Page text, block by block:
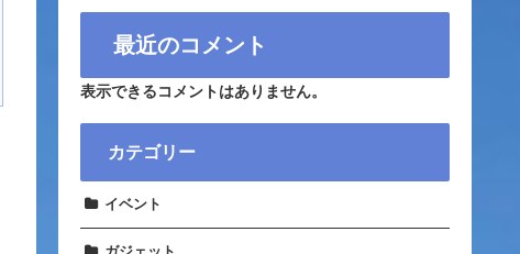
最近のコメント
表示できるコメントはありません。
カテゴリー
イベント